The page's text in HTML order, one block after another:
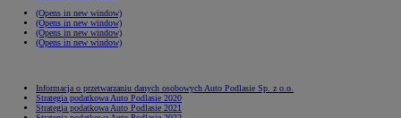
(Opens in new window)
(Opens in new window)
(Opens in new window)
(Opens in new window)
Informacja o przetwarzaniu danych osobowych Auto Podlasie Sp. z o.o.
Strategia podatkowa Auto Podlasie 2020
Strategia podatkowa Auto Podlasie 2021